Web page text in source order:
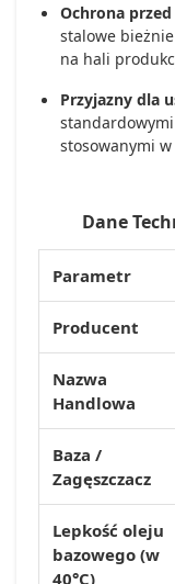
Ochrona
stalowe
na hali
Przyjazny dla
stosowanymi
Dane
Parametr
Producent
Nazwa
Handlowa
Baza /
Zagęszczacz
Lepkość oleju
bazowego (w
40°C)